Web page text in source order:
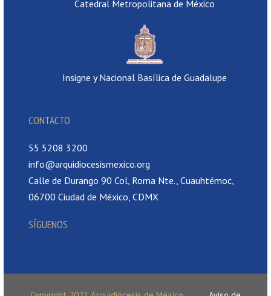
Catedral Metropolitana de México
Insigne y Nacional Basílica de Guadalupe
CONTACTO
55 5208 3200
info@arquidiocesismexico.org
Calle de Durango 90 Col, Roma Nte., Cuauhtémoc,
06700 Ciudad de México, CDMX
SÍGUENOS